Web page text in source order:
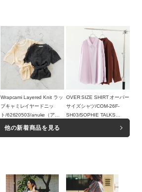
Wrapcami Layered Knit ラッ
プキャミレイヤードニッ
ト/62620503/anuke（アン
ヌーク）
16,500円（税込）
OVER SIZE SHIRT オーバー
サイズシャツ/COM-26F-
SH03/SOPHIE TALKS
他の新着商品を見る